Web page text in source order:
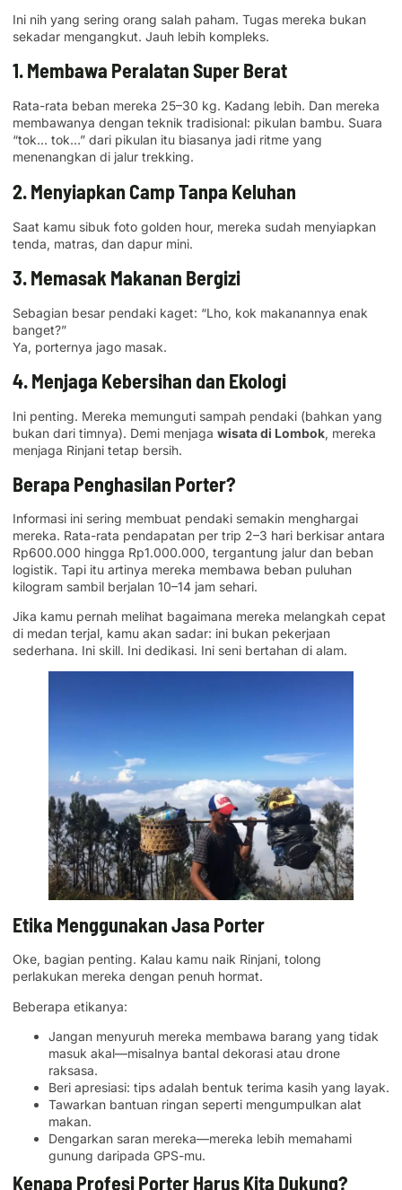
Ini nih yang sering orang salah paham. Tugas mereka bukan
sekadar mengangkut. Jauh lebih kompleks.
1. Membawa Peralatan Super Berat
Rata-rata beban mereka 25–30 kg. Kadang lebih. Dan mereka
membawanya dengan teknik tradisional: pikulan bambu. Suara
“tok… tok…” dari pikulan itu biasanya jadi ritme yang
menenangkan di jalur trekking.
2. Menyiapkan Camp Tanpa Keluhan
Saat kamu sibuk foto golden hour, mereka sudah menyiapkan
tenda, matras, dan dapur mini.
3. Memasak Makanan Bergizi
Sebagian besar pendaki kaget: “Lho, kok makanannya enak
banget?”
Ya, porternya jago masak.
4. Menjaga Kebersihan dan Ekologi
Ini penting. Mereka memunguti sampah pendaki (bahkan yang
bukan dari timnya). Demi menjaga wisata di Lombok, mereka
menjaga Rinjani tetap bersih.
Berapa Penghasilan Porter?
Informasi ini sering membuat pendaki semakin menghargai
mereka. Rata-rata pendapatan per trip 2–3 hari berkisar antara
Rp600.000 hingga Rp1.000.000, tergantung jalur dan beban
logistik. Tapi itu artinya mereka membawa beban puluhan
kilogram sambil berjalan 10–14 jam sehari.
Jika kamu pernah melihat bagaimana mereka melangkah cepat
di medan terjal, kamu akan sadar: ini bukan pekerjaan
sederhana. Ini skill. Ini dedikasi. Ini seni bertahan di alam.
Etika Menggunakan Jasa Porter
Oke, bagian penting. Kalau kamu naik Rinjani, tolong
perlakukan mereka dengan penuh hormat.
Beberapa etikanya:
Jangan menyuruh mereka membawa barang yang tidak
masuk akal—misalnya bantal dekorasi atau drone
raksasa.
Beri apresiasi: tips adalah bentuk terima kasih yang layak.
Tawarkan bantuan ringan seperti mengumpulkan alat
makan.
Dengarkan saran mereka—mereka lebih memahami
gunung daripada GPS-mu.
Kenapa Profesi Porter Harus Kita Dukung?